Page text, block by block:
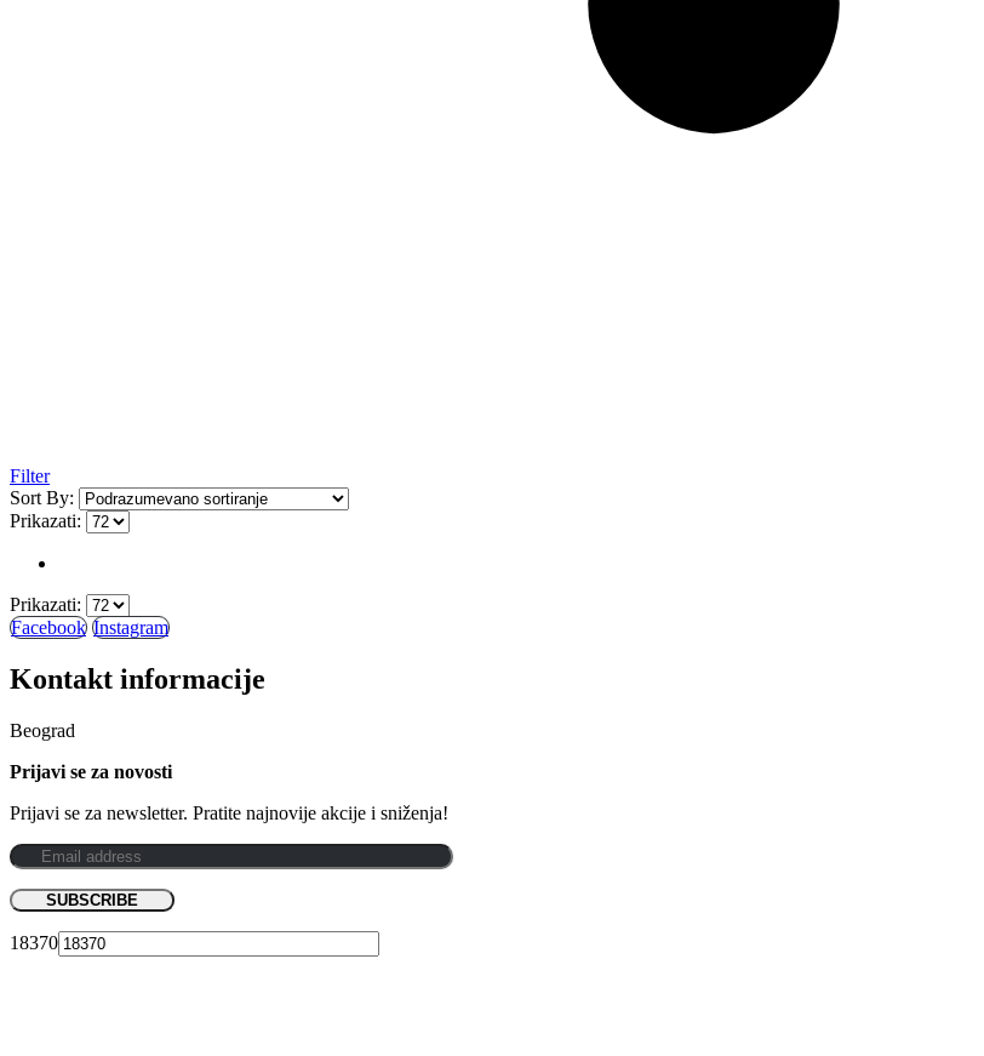
Filter
Sort By:
Prikazati:
Prikazati:
Facebook Instagram
Kontakt informacije
Beograd
Prijavi se za novosti
Prijavi se za newsletter. Pratite najnovije akcije i sniženja!
18370